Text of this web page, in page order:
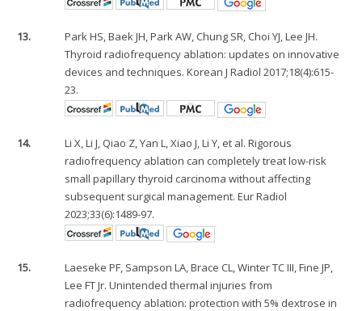
13.
Park HS, Baek JH, Park AW, Chung SR, Choi YJ, Lee JH.
Thyroid radiofrequency ablation: updates on innovative
devices and techniques. Korean J Radiol 2017;18(4):615-
23.
14.
Li X, Li J, Qiao Z, Yan L, Xiao J, Li Y, et al. Rigorous
radiofrequency ablation can completely treat low-risk
small papillary thyroid carcinoma without affecting
subsequent surgical management. Eur Radiol
2023;33(6):1489-97.
15.
Laeseke PF, Sampson LA, Brace CL, Winter TC III, Fine JP,
Lee FT Jr. Unintended thermal injuries from
radiofrequency ablation: protection with 5% dextrose in